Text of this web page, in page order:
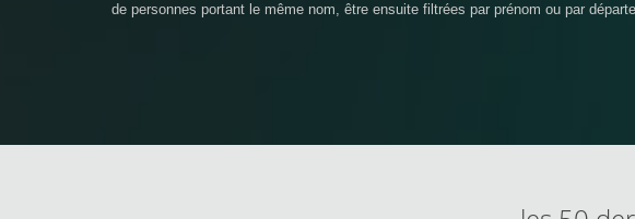
de personnes portant le même nom, être ensuite filtrées par prénom ou par